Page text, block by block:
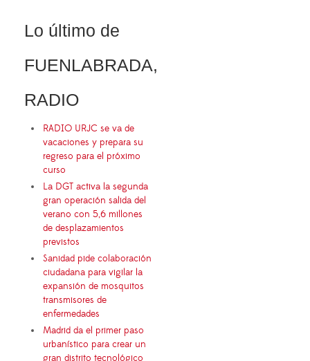
Lo último de
FUENLABRADA,
RADIO
RADIO URJC se va de
vacaciones y prepara su
regreso para el próximo
curso
La DGT activa la segunda
gran operación salida del
verano con 5,6 millones
de desplazamientos
previstos
Sanidad pide colaboración
ciudadana para vigilar la
expansión de mosquitos
transmisores de
enfermedades
Madrid da el primer paso
urbanístico para crear un
gran distrito tecnológico